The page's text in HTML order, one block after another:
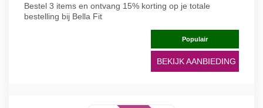
Bestel 3 items en ontvang 15% korting op je totale
bestelling bij Bella Fit
Populair
BEKIJK AANBIEDING